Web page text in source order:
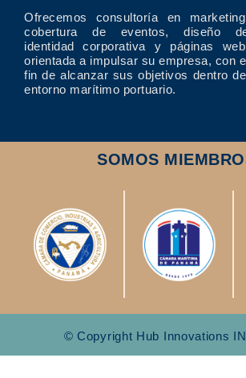
Ofrecemos consultoría en
cobertura de eventos, diseño
identidad corporativa y páginas
orientada a impulsar su empresa, con
fin de alcanzar sus objetivos dentro
entorno marítimo portuario.
SOMOS
© Copyright Hub Innovations